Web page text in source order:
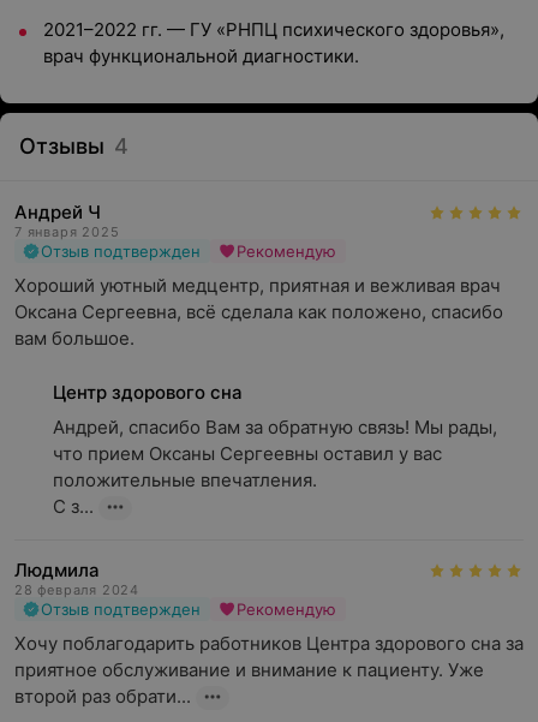
2021–2022 гг. — ГУ «РНПЦ психического здоровья»,
врач функциональной диагностики.
Отзывы 4
Андрей Ч
7 января 2025
Отзыв подтвержден Рекомендую
Хороший уютный медцентр, приятная и вежливая врач
Оксана Сергеевна, всё сделала как положено, спасибо
вам большое.
Центр здорового сна
Андрей, спасибо Вам за обратную связь! Мы рады,
что прием Оксаны Сергеевны оставил у вас
положительные впечатления.
С з...
Людмила
28 февраля 2024
Отзыв подтвержден Рекомендую
Хочу поблагодарить работников Центра здорового сна за
приятное обслуживание и внимание к пациенту. Уже
второй раз обрати...